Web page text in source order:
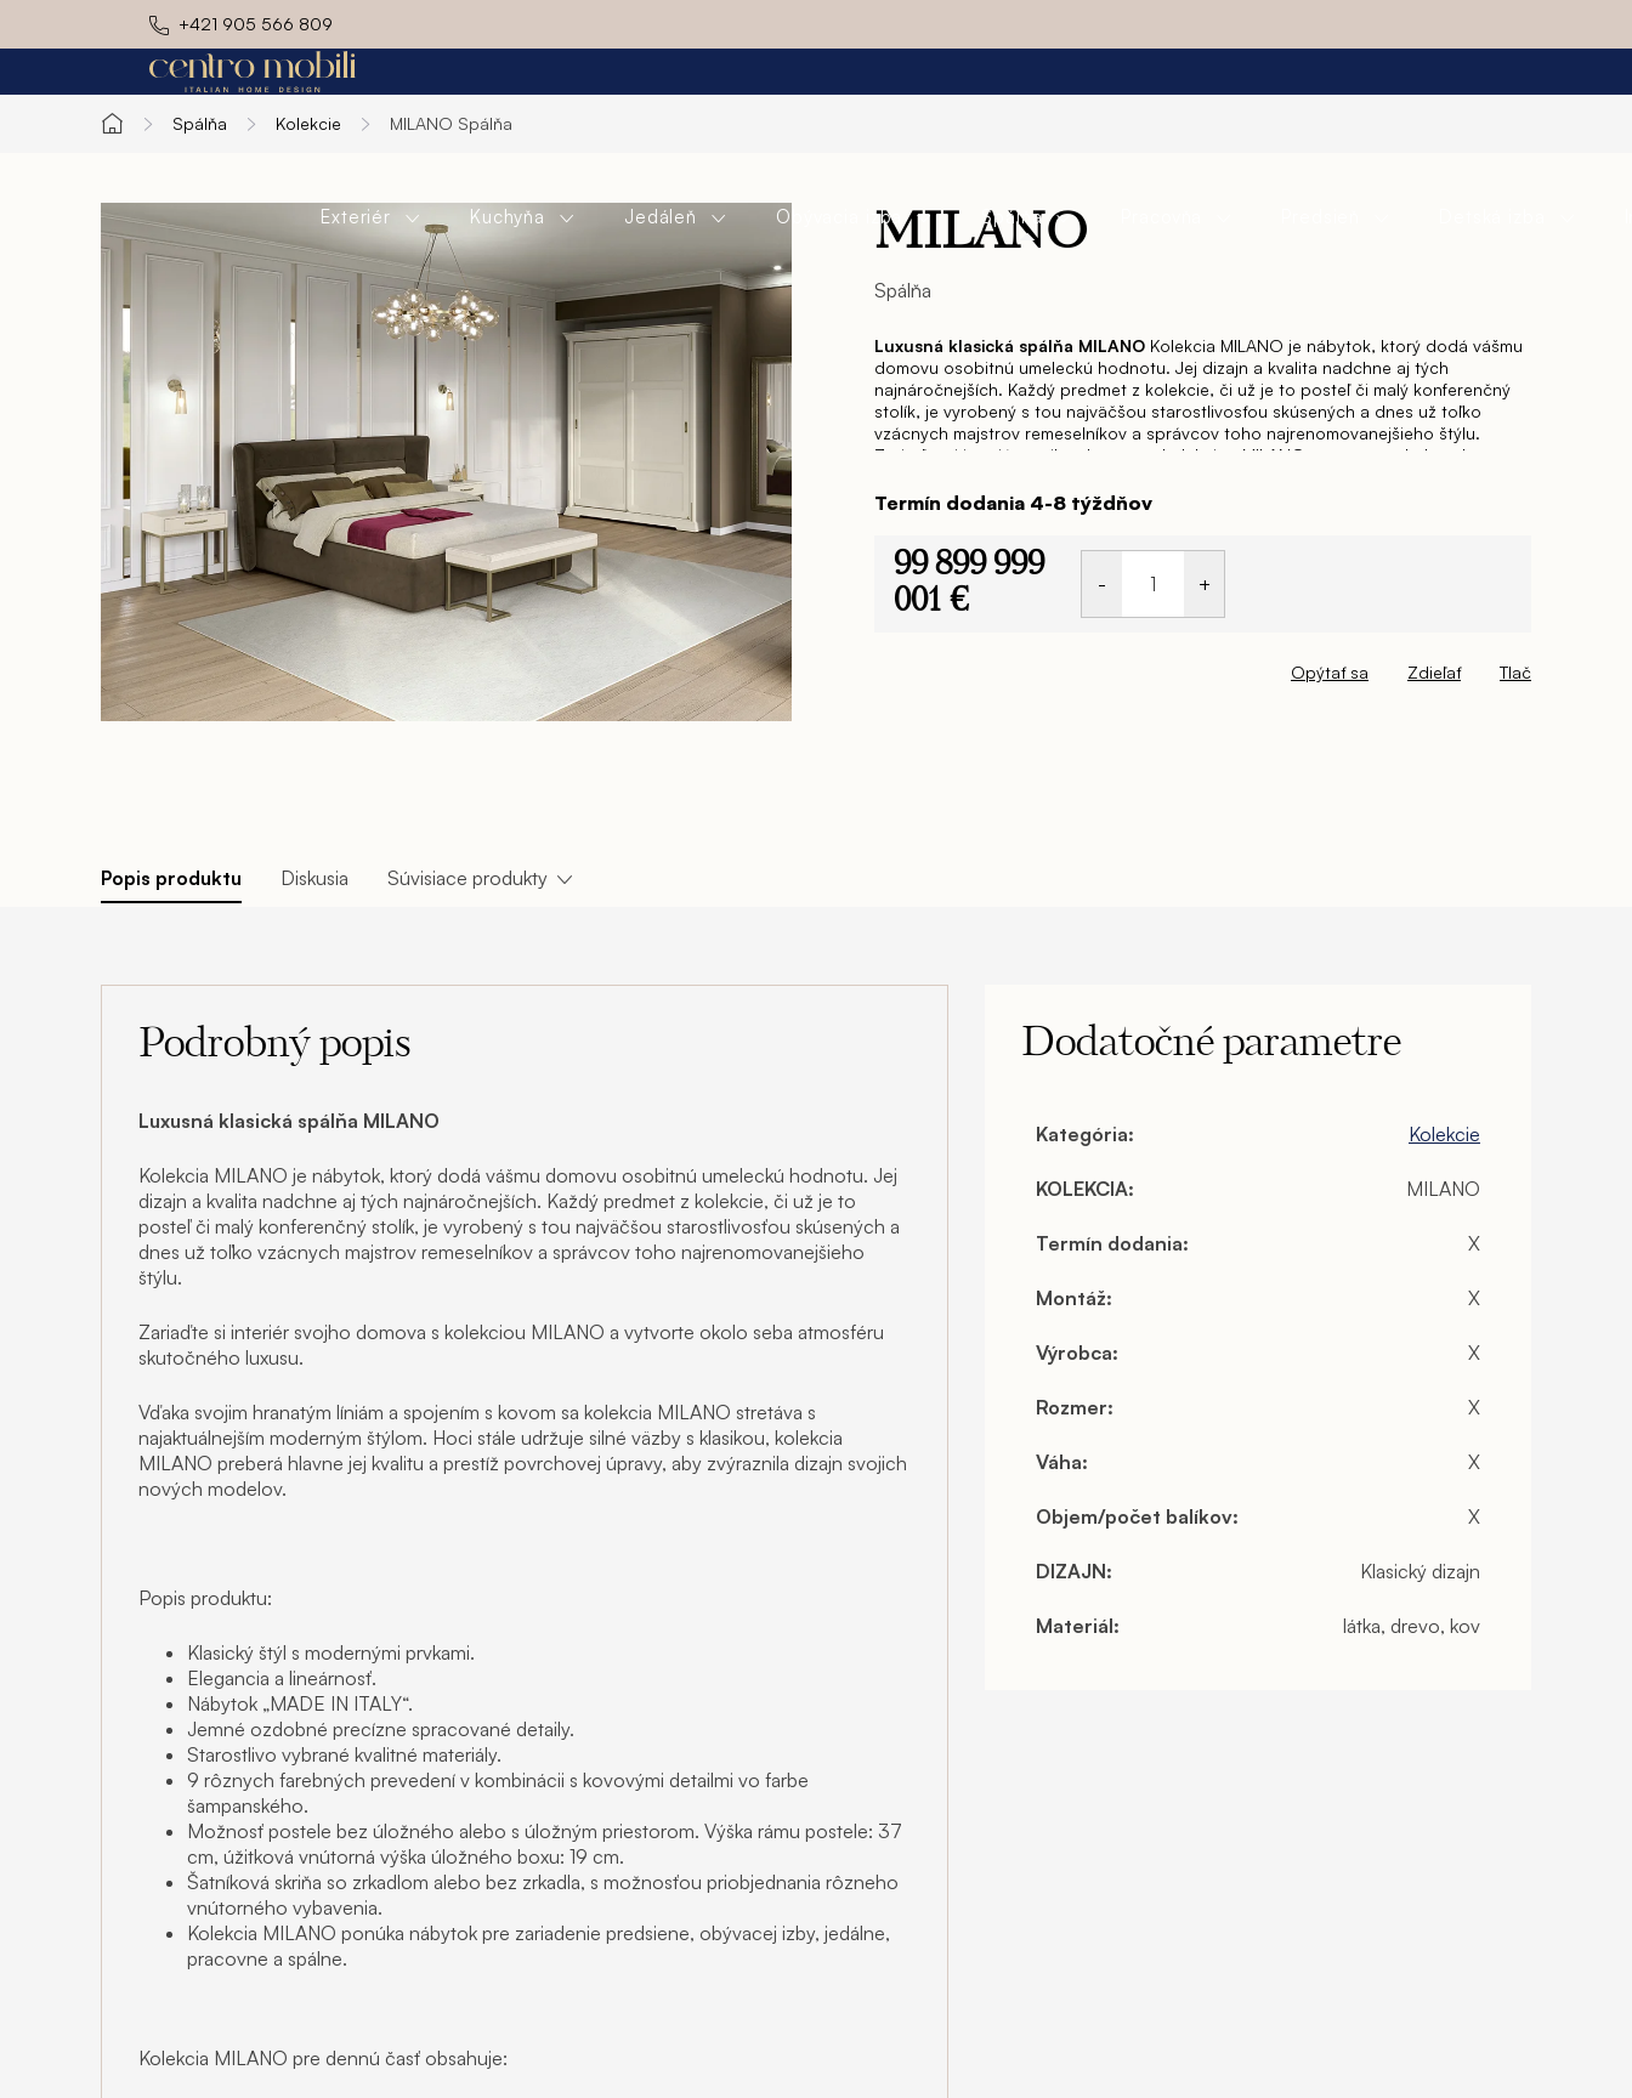
+421 905 566 809
Exteriér Kuchyňa Jedáleň Obývacia izba Spálňa
Domov
Spálňa Kolekcie MILANO Spálňa
MILANO
Spálňa
Luxusná klasická spálňa MILANO Kolekcia MILANO je nábytok, ktorý dodá vášmu
domovu osobitnú umeleckú hodnotu. Jej dizajn a kvalita nadchne aj tých
najnáročnejších. Každý predmet z kolekcie, či už je to posteľ či malý konferenčný
stolík, je vyrobený s tou najväčšou starostlivosťou skúsených a dnes už toľko
vzácnych majstrov remeselníkov a správcov toho najrenomovanejšieho štýlu.
Zariaďte si interiér svojho domova s kolekciou MILANO a vytvorte okolo seba
kolekcia MILANO stretáva s najaktuálnejším moderným štýlom. Hoci stále udržuje
silné väzby s klasikou, kolekcia MILANO preberá hlavne jej kvalitu a prestíž
Termín dodania 4-8 týždňov
99 899 999
001 €
Tlač
Opýtať sa Zdieľať
Popis produktu Diskusia Súvisiace produkty
Podrobný popis
Luxusná klasická spálňa MILANO
Kolekcia MILANO je nábytok, ktorý dodá vášmu domovu osobitnú umeleckú hodnotu. Jej
dizajn a kvalita nadchne aj tých najnáročnejších. Každý predmet z kolekcie, či už je to
posteľ či malý konferenčný stolík, je vyrobený s tou najväčšou starostlivosťou skúsených a
dnes už toľko vzácnych majstrov remeselníkov a správcov toho najrenomovanejšieho
štýlu.
Zariaďte si interiér svojho domova s kolekciou MILANO a vytvorte okolo seba atmosféru
skutočného luxusu.
Vďaka svojim hranatým líniám a spojením s kovom sa kolekcia MILANO stretáva s
najaktuálnejším moderným štýlom. Hoci stále udržuje silné väzby s klasikou, kolekcia
MILANO preberá hlavne jej kvalitu a prestíž povrchovej úpravy, aby zvýraznila dizajn svojich
nových modelov.
Popis produktu:
Klasický štýl s modernými prvkami.
Elegancia a lineárnosť.
Nábytok „MADE IN ITALY“.
Jemné ozdobné precízne spracované detaily.
Starostlivo vybrané kvalitné materiály.
9 rôznych farebných prevedení v kombinácii s kovovými detailmi vo farbe
šampanského.
Možnosť postele bez úložného alebo s úložným priestorom. Výška rámu postele: 37
cm, úžitková vnútorná výška úložného boxu: 19 cm.
Šatníková skriňa so zrkadlom alebo bez zrkadla, s možnosťou priobjednania rôzneho
vnútorného vybavenia.
Kolekcia MILANO ponúka nábytok pre zariadenie predsiene, obývacej izby, jedálne,
pracovne a spálne.
Kolekcia MILANO pre dennú časť obsahuje:
Dodatočné parametre
Kategória: Kolekcie
KOLEKCIA: MILANO
Termín dodania: X
Montáž: X
Výrobca: X
Rozmer: X
Váha: X
Objem/počet balíkov: X
DIZAJN: Klasický dizajn
Materiál: látka, drevo, kov